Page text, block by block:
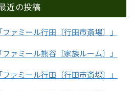
近の投稿
ァミール行田〔行田市斎場〕」
ァミール熊谷〔家族ルーム〕」
ァミール行田〔行田市斎場〕」